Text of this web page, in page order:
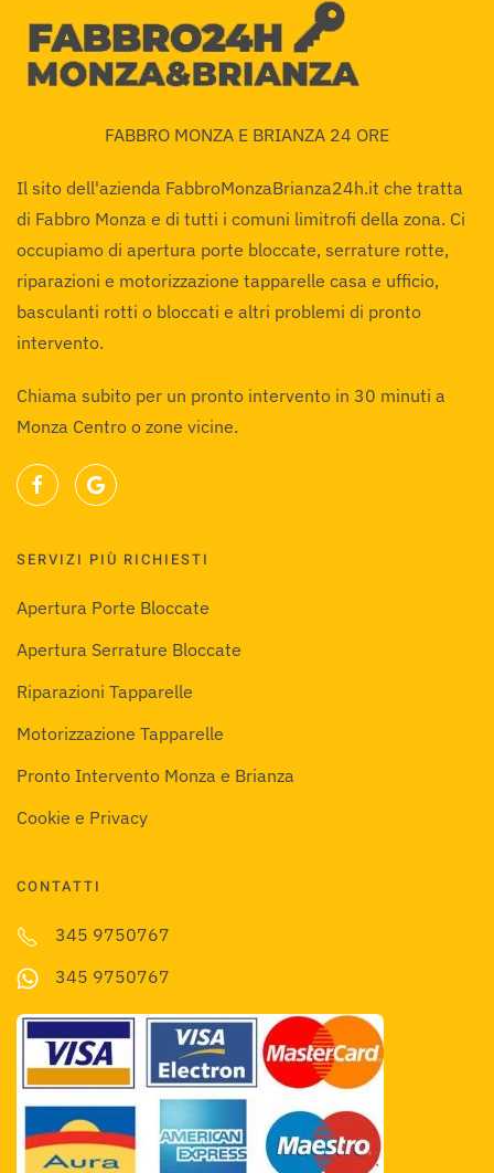
FABBRO MONZA E BRIANZA 24 ORE
Il sito dell'azienda FabbroMonzaBrianza24h.it che tratta
di Fabbro Monza e di tutti i comuni limitrofi della zona. Ci
occupiamo di apertura porte bloccate, serrature rotte,
riparazioni e motorizzazione tapparelle casa e ufficio,
basculanti rotti o bloccati e altri problemi di pronto
intervento.
Chiama subito per un pronto intervento in 30 minuti a
Monza Centro o zone vicine.
SERVIZI PIÙ RICHIESTI
Apertura Porte Bloccate
Apertura Serrature Bloccate
Riparazioni Tapparelle
Motorizzazione Tapparelle
Pronto Intervento Monza e Brianza
Cookie e Privacy
CONTATTI
345 9750767
345 9750767